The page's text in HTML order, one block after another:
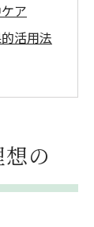
ア
活用法
指す方
実感
選ぶ
の